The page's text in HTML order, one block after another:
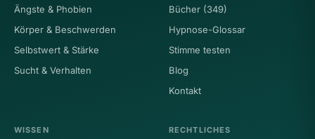
Ängste & Phobien
Körper & Beschwerden
Selbstwert & Stärke
Sucht & Verhalten
Bücher (349)
Hypnose-Glossar
Stimme testen
Blog
Kontakt
WISSEN RECHTLICHES